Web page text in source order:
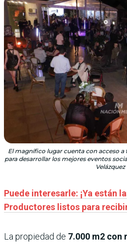
El magnífico lugar cuenta con acceso a
para desarrollar los mejores eventos
Velázquez
Puede interesarle: ¡Ya están
Productores listos para
La propiedad de 7.000 m2 con